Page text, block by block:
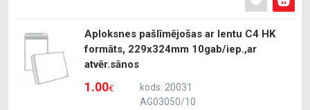
Aploksnes pašlīmējošas ar lentu C4 HK
formāts, 229x324mm 10gab/iep.,ar
atvēr.sānos
1.00€
kods: 20031
AG03050/10